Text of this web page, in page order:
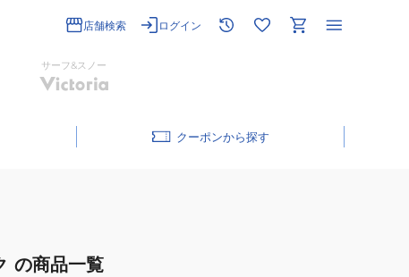
店舗検索 ログイン
サーフ&スノー
クーポン
の商品一覧